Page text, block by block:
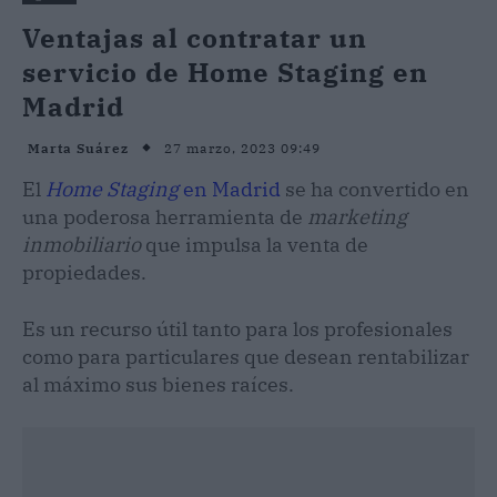
Ventajas al contratar un
servicio de Home Staging en
Madrid
Marta Suárez 27 marzo, 2023 09:49
El Home Stagingen Madrid se ha convertido en
una poderosa herramienta de marketing
inmobiliarioque impulsa la venta de
propiedades.
Es un recurso útil tanto para los profesionales
como para particulares que desean rentabilizar
al máximo sus bienes raíces.